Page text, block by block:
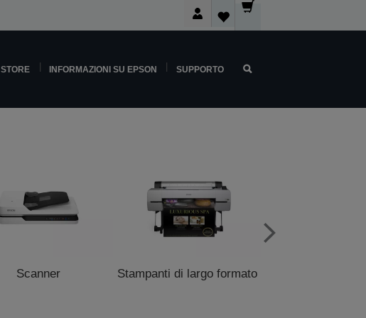
STORE INFORMAZIONI SU EPSON SUPPORTO
Scanner Stampanti di largo formato